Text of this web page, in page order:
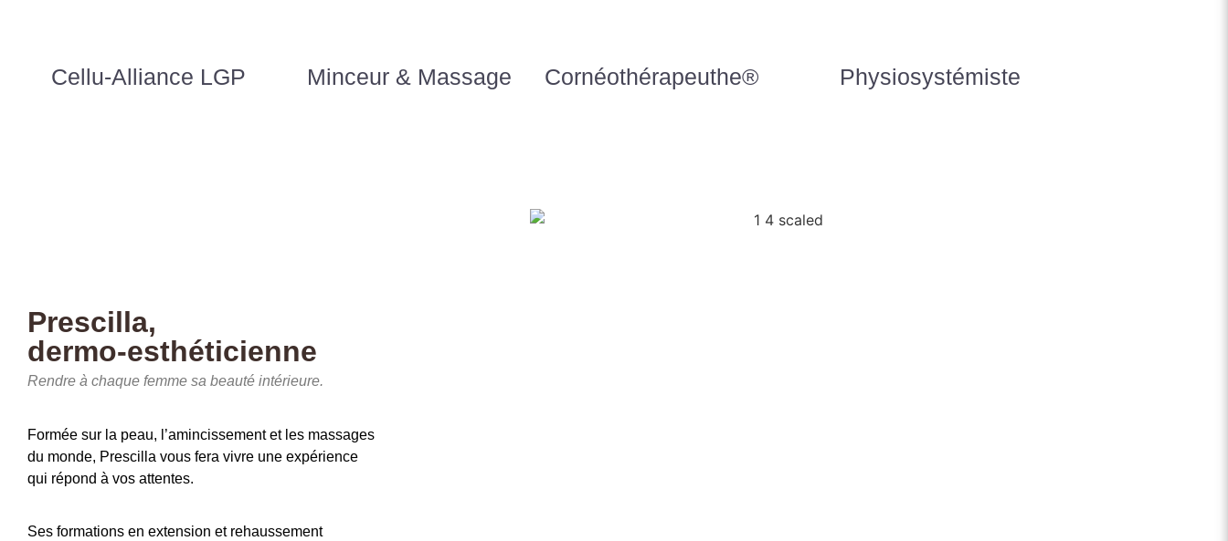
Cellu-Alliance LGP Minceur & Massage Cornéothérapeuthe® Physiosystémiste
Prescilla,
dermo-esthéticienne
Rendre à chaque femme sa beauté intérieure.
Formée sur la peau, l’amincissement et les massages
du monde, Prescilla vous fera vivre une expérience
qui répond à vos attentes.
Ses formations en extension et rehaussement